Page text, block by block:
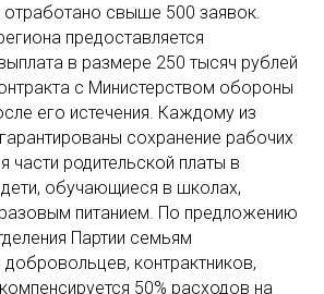
свыше 500 заявок.
предоставляется
в размере 250 тысяч рублей
с Министерством обороны
его истечения. Каждому из
сохранение рабочих
части родительской платы в
дети, обучающиеся в школах,
питанием. По предложению
Партии семьям
контрактников,
50% расходов на